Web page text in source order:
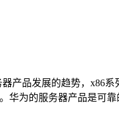
品发展的趋势，x86
华为的服务器产品是可